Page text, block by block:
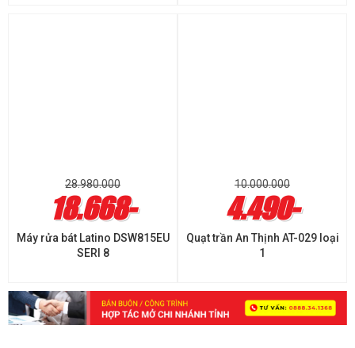
28.980.000
18.668-
Máy rửa bát Latino DSW815EU
SERI 8
10.000.000
4.490-
Quạt trần An Thịnh AT-029 loại
1